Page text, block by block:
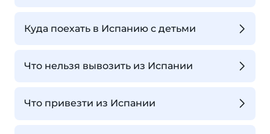
Куда поехать в Испанию с детьми
Что нельзя вывозить из Испании
Что привезти из Испании